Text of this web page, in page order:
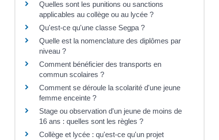
Quelles sont les punitions ou sanctions
applicables au collège ou au lycée ?
Qu'est-ce qu'une classe Segpa ?
Quelle est la nomenclature des diplômes par
niveau ?
Comment bénéficier des transports en
commun scolaires ?
Comment se déroule la scolarité d'une jeune
femme enceinte ?
Stage ou observation d'un jeune de moins de
16 ans : quelles sont les règles ?
Collège et lycée : qu'est-ce qu'un projet